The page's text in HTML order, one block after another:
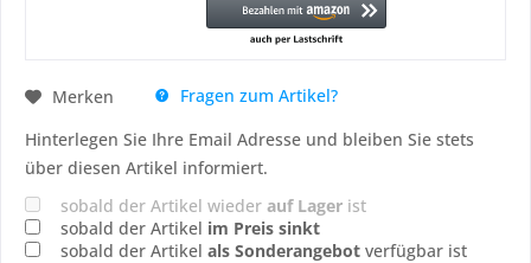
Merken
Fragen zum Artikel?
Hinterlegen Sie Ihre Email Adresse und bleiben Sie stets
über diesen Artikel informiert.
sobald der Artikel wieder auf Lager ist
sobald der Artikel im Preis sinkt
sobald der Artikel als Sonderangebot verfügbar ist